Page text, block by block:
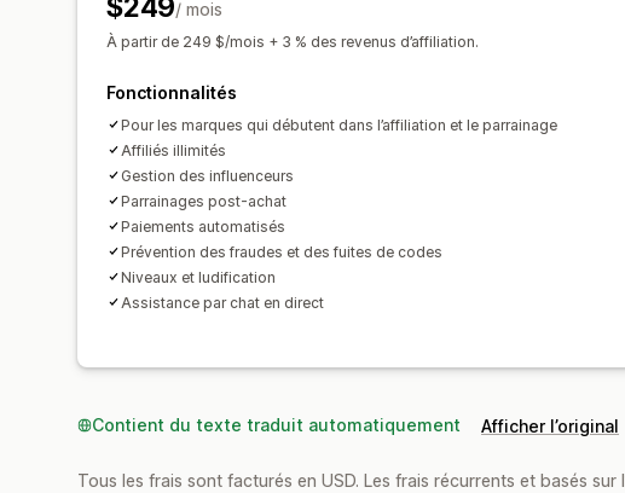
$249/ mois
À partir de 249 $/mois + 3 % des revenus d’affiliation.
Fonctionnalités
Pour les marques qui débutent dans l’affiliation et le parrainage
Affiliés illimités
Gestion des influenceurs
Parrainages post-achat
Paiements automatisés
Prévention des fraudes et des fuites de codes
Niveaux et ludification
Assistance par chat en direct
Contient du texte traduit automatiquement Afficher l’original
Tous les frais sont facturés en USD. Les frais récurrents et basés